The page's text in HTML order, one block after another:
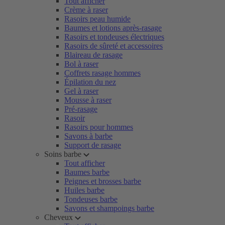
Crème à raser
Rasoirs peau humide
Baumes et lotions après-rasage
Rasoirs et tondeuses électriques
Rasoirs de sûreté et accessoires
Blaireau de rasage
Bol à raser
Coffrets rasage hommes
Épilation du nez
Gel à raser
Mousse à raser
Pré-rasage
Rasoir
Rasoirs pour hommes
Savons à barbe
Support de rasage
Soins barbe
Tout afficher
Baumes barbe
Peignes et brosses barbe
Huiles barbe
Tondeuses barbe
Savons et shampoings barbe
Cheveux